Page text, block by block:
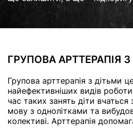
ГРУПОВА АРТТЕРАПІЯ
Групова арттерапія з дітьми
найефективніших видів
час таких занять діти вчаться
мову з однолітками та
колективі. Арттерапія